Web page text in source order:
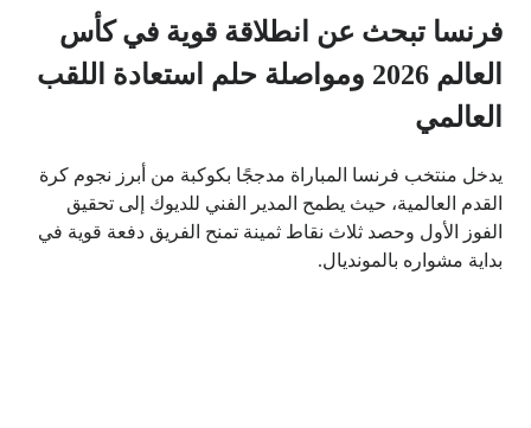
فرنسا تبحث عن انطلاقة قوية في كأس
العالم 2026 ومواصلة حلم استعادة اللقب
العالمي
يدخل منتخب فرنسا المباراة مدججًا بكوكبة من أبرز نجوم كرة
القدم العالمية، حيث يطمح المدير الفني للديوك إلى تحقيق
الفوز الأول وحصد ثلاث نقاط ثمينة تمنح الفريق دفعة قوية في
بداية مشواره بالمونديال.